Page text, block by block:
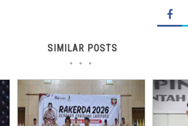
SIMILAR POSTS